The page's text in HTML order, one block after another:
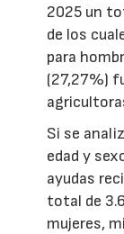
2025 un
de los
para
(27,27%)
Si se
edad y
ayudas
total de
mujeres,